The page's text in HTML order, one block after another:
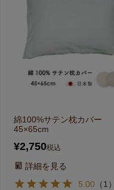
綿100%サテン枕カバー
45×65cm
¥2,750税込
詳細を見る
5.00 （1 ）